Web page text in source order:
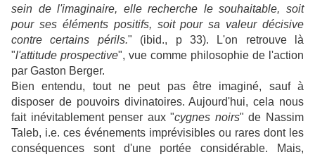
sein de l'imaginaire, elle recherche le souhaitable, soit
pour ses éléments positifs, soit pour sa valeur décisive
contre certains périls." (ibid., p 33). L'on retrouve là
"l'attitude prospective", vue comme philosophie de l'action
par Gaston Berger.
Bien entendu, tout ne peut pas être imaginé, sauf à
disposer de pouvoirs divinatoires. Aujourd'hui, cela nous
fait inévitablement penser aux "cygnes noirs" de Nassim
Taleb, i.e. ces événements imprévisibles ou rares dont les
conséquences sont d'une portée considérable. Mais,